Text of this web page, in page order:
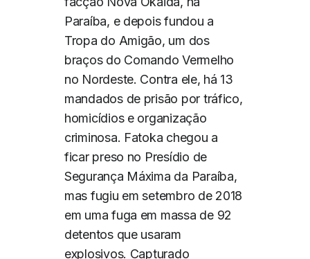
Paraíba, e depois fundou a
Tropa do Amigão, um dos
braços do Comando Vermelho
no Nordeste. Contra ele, há 13
mandados de prisão por tráfico,
homicídios e organização
criminosa. Fatoka chegou a
ficar preso no Presídio de
Segurança Máxima da Paraíba,
mas fugiu em setembro de 2018
em uma fuga em massa de 92
detentos que usaram
explosivos. Capturado